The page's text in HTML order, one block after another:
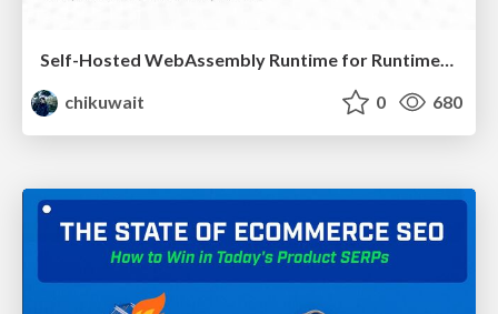
chikuwait
0 680